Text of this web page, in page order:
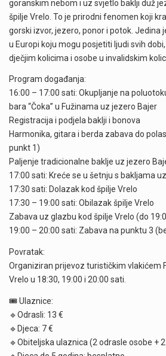
goranskim nebom i uz svjetlo baklji duž
špilje Vrelo. To je prirodni fenomen koji
gorski izvor, jezero, ponor i potok. Jedina
u Europi koju mogu posjetiti ljudi svih
dječjim kolicima i osobe u invalidskim
Program događanja:
16:00 – 17:00 sati: Okupljanje na
bara “Čoka” u Fužinama uz jezero Bajer
Registracija i podjela baklji i bonova
Harmonika, gitara i berda zabava do
punkt 1)
Paljenje tradicionalne baklje uz jezero
17:00 sati: Kreće se u šetnju s bakljama
17:30 sati: Dolazak kod špilje Vrelo
17:30 – 19:00 sati: Obilazak špilje Vrelo
Zabava uz glazbu kod špilje Vrelo (do
19:00 – 20:00 sati: Zabava na punktu 3
Povratak:
Organiziran prijevoz turističkim vlakićem
Vrelo u 18:30, 19:00 i 20:00 sati.
🎟️ Ulaznice:
🔹Odrasli: 13 €
🔹Djeca: 7 €
🔹Obiteljska ulaznica (2 odrasle osobe +